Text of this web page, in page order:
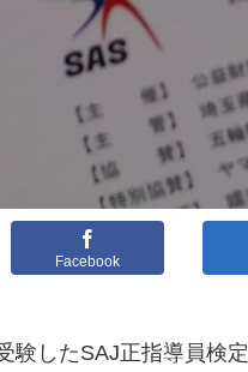
Facebook
験したSAJ正指導員検